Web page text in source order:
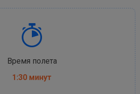
Время полета
1:30 минут